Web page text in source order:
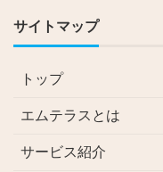
サイトマップ
トップ
エムテラスとは
サービス紹介